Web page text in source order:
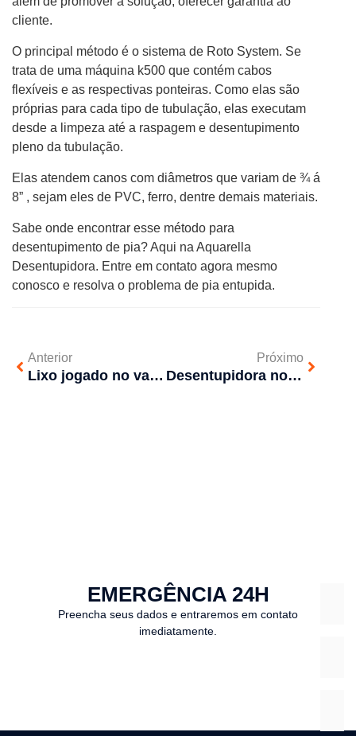
cliente.
O principal método é o sistema de Roto System. Se
trata de uma máquina k500 que contém cabos
flexíveis e as respectivas ponteiras. Como elas são
próprias para cada tipo de tubulação, elas executam
desde a limpeza até a raspagem e desentupimento
pleno da tubulação.
Elas atendem canos com diâmetros que variam de ¾ á
8” , sejam eles de PVC, ferro, dentre demais materiais.
Sabe onde encontrar esse método para
desentupimento de pia? Aqui na Aquarella
Desentupidora. Entre em contato agora mesmo
conosco e resolva o problema de pia entupida.
Anterior
Lixo jogado no vaso sanitário pode causar problemas para empresas
Próximo
Desentupidora no Morumbi 24 horas – Como encontrar?
EMERGÊNCIA 24H
Preencha seus dados e entraremos em contato
imediatamente.